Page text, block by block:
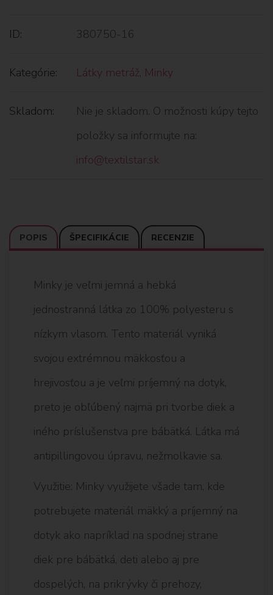
ID: 380750-16
Kategórie: Látky metráž, Minky
Skladom:
Nie je skladom. O možnosti kúpy tejto
položky sa informujte na:
info@textilstar.sk
POPIS ŠPECIFIKÁCIE RECENZIE
Minky je veľmi jemná a hebká
jednostranná látka zo 100% polyesteru s
nízkym vlasom. Tento materiál vyniká
svojou extrémnou mäkkosťou a
hrejivosťou a je veľmi príjemný na dotyk,
preto je obľúbený najmä pri tvorbe diek a
iného príslušenstva pre bábätká. Látka má
antipillingovou úpravu, nežmolkavie sa.
Využitie: Minky využijete všade tam, kde
potrebujete materiál mäkký a príjemný na
dotyk ako napríklad na spodnej strane
diek pre bábätká, deti alebo aj pre
dospelých, na prikrývky či prehozy,